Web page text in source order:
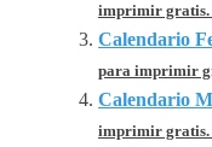
imprimir gratis.
Calendario
para imprimir
Calendario
imprimir gratis.